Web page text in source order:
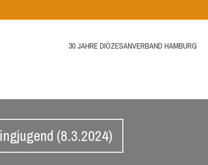
30 JAHRE DIÖZESANVERBAND HAMBURG
(8.3.2024)